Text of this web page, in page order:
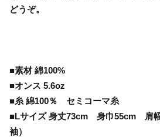
どうぞ。
■素材 綿100%
■オンス 5.6oz
■糸 綿100％ セミコーマ糸
■Lサイズ 身丈73cm 身巾55cm 肩
袖）